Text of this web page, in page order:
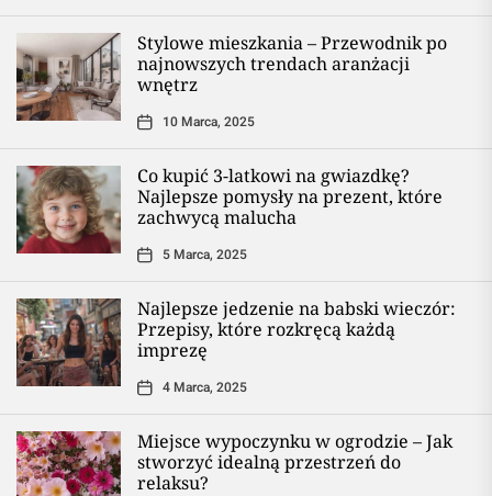
Stylowe mieszkania – Przewodnik po
najnowszych trendach aranżacji
wnętrz
10 Marca, 2025
Co kupić 3-latkowi na gwiazdkę?
Najlepsze pomysły na prezent, które
zachwycą malucha
5 Marca, 2025
Najlepsze jedzenie na babski wieczór:
Przepisy, które rozkręcą każdą
imprezę
4 Marca, 2025
Miejsce wypoczynku w ogrodzie – Jak
stworzyć idealną przestrzeń do
relaksu?